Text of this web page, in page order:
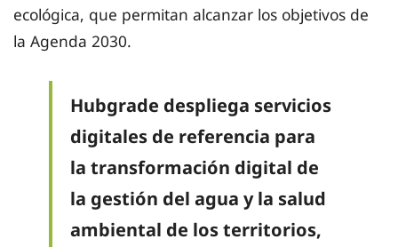
ecológica, que permitan alcanzar los objetivos de
la Agenda 2030.
Hubgrade despliega servicios
digitales de referencia para
la transformación digital de
la gestión del agua y la salud
ambiental de los territorios,